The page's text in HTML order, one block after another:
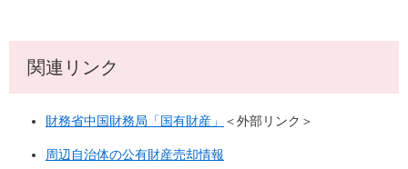
関連リンク
財務省中国財務局「国有財産」 ＜外部リンク＞
周辺自治体の公有財産売却情報